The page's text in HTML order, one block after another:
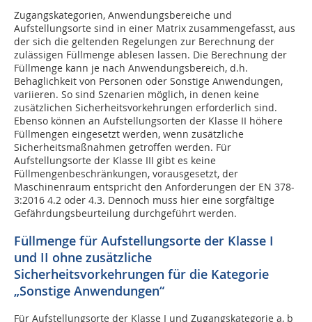
Zugangskategorien, Anwendungsbereiche und
Aufstellungsorte sind in einer Matrix zusammengefasst, aus
der sich die geltenden Regelungen zur Berechnung der
zulässigen Füllmenge ablesen lassen. Die Berechnung der
Füllmenge kann je nach Anwendungsbereich, d.h.
Behaglichkeit von Personen oder Sonstige Anwendungen,
variieren. So sind Szenarien möglich, in denen keine
zusätzlichen Sicherheitsvorkehrungen erforderlich sind.
Ebenso können an Aufstellungsorten der Klasse II höhere
Füllmengen eingesetzt werden, wenn zusätzliche
Sicherheitsmaßnahmen getroffen werden. Für
Aufstellungsorte der Klasse III gibt es keine
Füllmengenbeschränkungen, vorausgesetzt, der
Maschinenraum entspricht den Anforderungen der EN 378-
3:2016 4.2 oder 4.3. Dennoch muss hier eine sorgfältige
Gefährdungsbeurteilung durchgeführt werden.
Füllmenge für Aufstellungsorte der Klasse I
und II ohne zusätzliche
Sicherheitsvorkehrungen für die Kategorie
„Sonstige Anwendungen“
Für Aufstellungsorte der Klasse I und Zugangskategorie a, b